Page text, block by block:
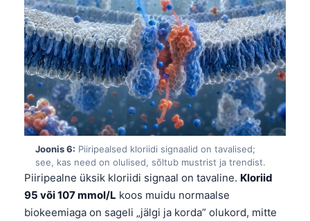
Joonis 6: Piiripealsed kloriidi signaalid on tavalised;
see, kas need on olulised, sõltub mustrist ja trendist.
Piiripealne üksik kloriidi signaal on tavaline. Kloriid
95 või 107 mmol/L koos muidu normaalse
biokeemiaga on sageli „jälgi ja korda” olukord, mitte
Tagalog
ไทย
ဗမာစာ
ភាសាខ្មែរ
Kiswahili
አማርኛ
Українська
O‘zbekcha
Català
Қазақ тілі